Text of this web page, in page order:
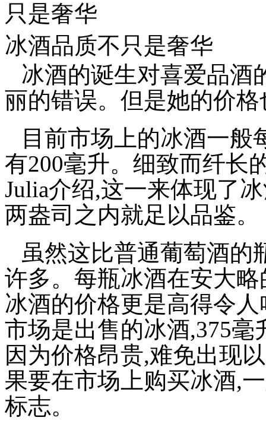
只是奢华
冰酒品质不只是奢华
冰酒的诞生对喜爱品酒
丽的错误。但是她的价
目前市场上的冰酒一般
有200毫升。细致而纤长
Julia介绍,这一来体现了
两盎司之内就足以品鉴。
虽然这比普通葡萄酒的
许多。每瓶冰酒在安大
冰酒的价格更是高得令
市场是出售的冰酒,375
因为价格昂贵,难免出现
果要在市场上购买冰酒,
标志。